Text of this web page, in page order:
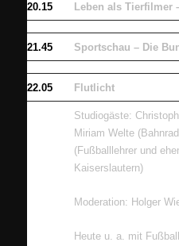
20.15 Leben als Tierfilmer
21.45 Sportschau – Die
22.05 Flutlicht
Studiogäste:
Miriam Welte
(Fußballlehrer und
Kaiserslautern)
Moderation: Holger
Heute u. a. mit